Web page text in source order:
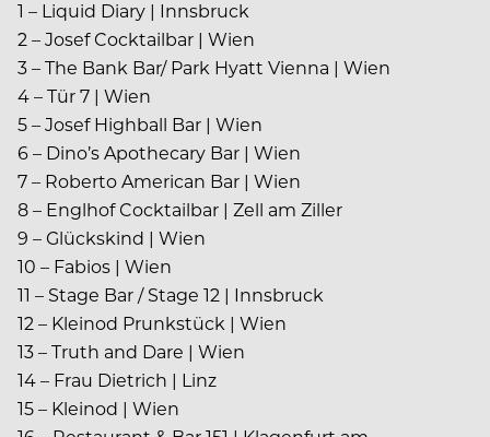
1 – Liquid Diary | Innsbruck
2 – Josef Cocktailbar | Wien
3 – The Bank Bar/ Park Hyatt Vienna | Wien
4 – Tür 7 | Wien
5 – Josef Highball Bar | Wien
6 – Dino’s Apothecary Bar | Wien
7 – Roberto American Bar | Wien
8 – Englhof Cocktailbar | Zell am Ziller
9 – Glückskind | Wien
10 – Fabios | Wien
11 – Stage Bar / Stage 12 | Innsbruck
12 – Kleinod Prunkstück | Wien
13 – Truth and Dare | Wien
14 – Frau Dietrich | Linz
15 – Kleinod | Wien